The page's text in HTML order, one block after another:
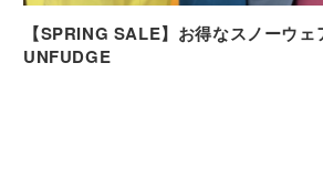
【SPRING SALE】お得なスノーウェ
UNFUDGE